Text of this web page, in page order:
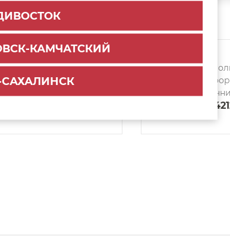
КАМЧАТСКИЙ
доставки:
1000 руб.
8